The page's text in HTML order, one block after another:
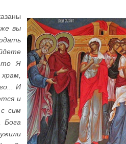
вы
то Я
И
и
сим
Бога